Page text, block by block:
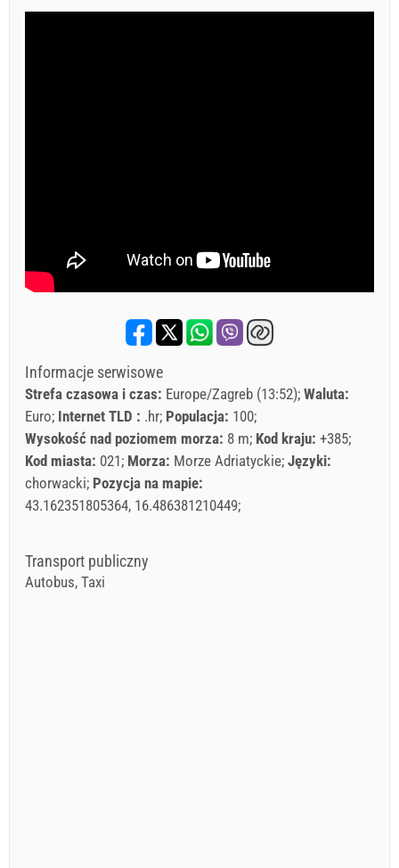
Informacje serwisowe
Strefa czasowa i czas: Europe/Zagreb (13:52) Waluta:
Euro Internet TLD : .hr Populacja: 100
Wysokość nad poziomem morza: 8 m Kod kraju: +385
Kod miasta: 021 Morza: Morze Adriatyckie Języki:
chorwacki Pozycja na mapie:
43.162351805364, 16.486381210449
Transport publiczny
Autobus, Taxi